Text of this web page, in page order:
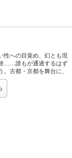
性への目覚め、幻とも現
……誰もが通過するはず
古都・京都を舞台に、
な感情を掬い上げ、リ
デビュー作。約30年前に
された幻のカラー原稿